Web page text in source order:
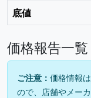
底値
価格報告一覧
ご注意： 価格情報
ので、店舗やメー